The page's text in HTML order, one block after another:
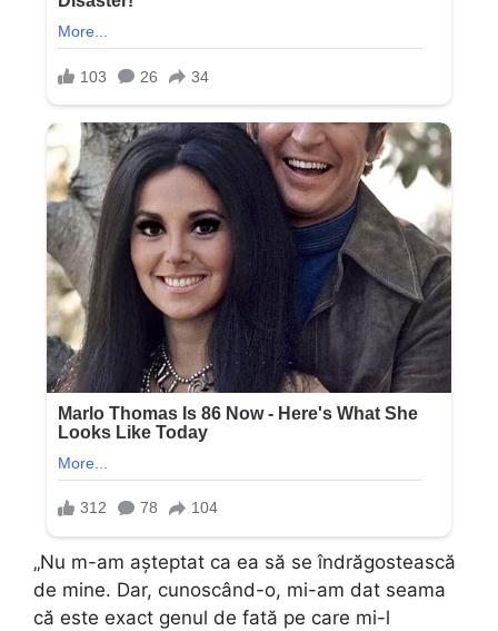
„Nu m-am așteptat ca ea să se îndrăgostească
de mine. Dar, cunoscând-o, mi-am dat seama
că este exact genul de fată pe care mi-l